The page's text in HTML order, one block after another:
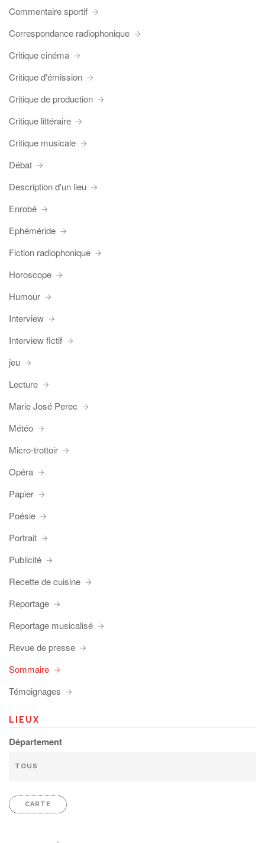
Commentaire sportif
Correspondance radiophonique
Critique cinéma
Critique d'émission
Critique de production
Critique littéraire
Critique musicale
Débat
Description d'un lieu
Enrobé
Ephéméride
Fiction radiophonique
Horoscope
Humour
Interview
Interview fictif
jeu
Lecture
Marie José Perec
Météo
Micro-trottoir
Opéra
Papier
Poésie
Portrait
Publicité
Recette de cuisine
Reportage
Reportage musicalisé
Revue de presse
Sommaire
Témoignages
LIEUX
Département
CARTE